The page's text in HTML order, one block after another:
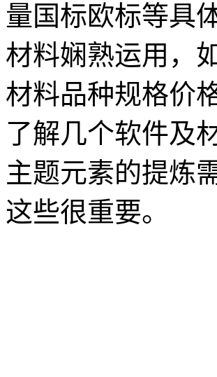
量国标欧标等具
材料娴熟运用，
材料品种规格价
了解几个软件及
主题元素的提炼
这些很重要。